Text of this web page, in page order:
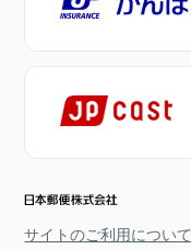
サイトのご利用について